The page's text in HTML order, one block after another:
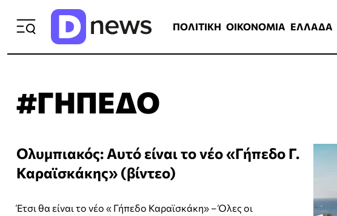
ΠΟΛΙΤΙΚΗ ΟΙΚΟΝΟΜΙΑ ΕΛΛΑΔΑ
#ΓΗΠΕΔΟ
Ολυμπιακός: Αυτό είναι το νέο «Γήπεδο Γ.
Καραϊσκάκης» (βίντεο)
Έτσι θα είναι το νέο « Γήπεδο Καραϊσκάκη» – Όλες οι